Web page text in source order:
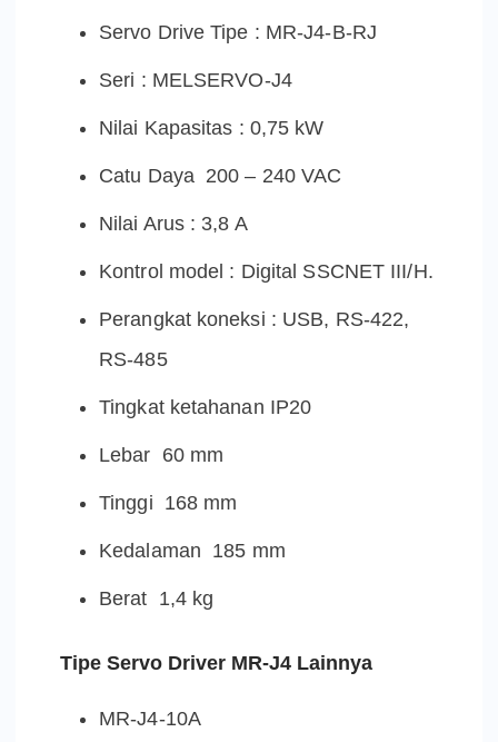
Servo Drive Tipe : MR-J4-B-RJ
Seri : MELSERVO-J4
Nilai Kapasitas : 0,75 kW
Catu Daya 200 – 240 VAC
Nilai Arus : 3,8 A
Kontrol model : Digital SSCNET III/H.
Perangkat koneksi : USB, RS-422,
RS-485
Tingkat ketahanan IP20
Lebar 60 mm
Tinggi 168 mm
Kedalaman 185 mm
Berat 1,4 kg
Tipe Servo Driver MR-J4 Lainnya
MR-J4-10A